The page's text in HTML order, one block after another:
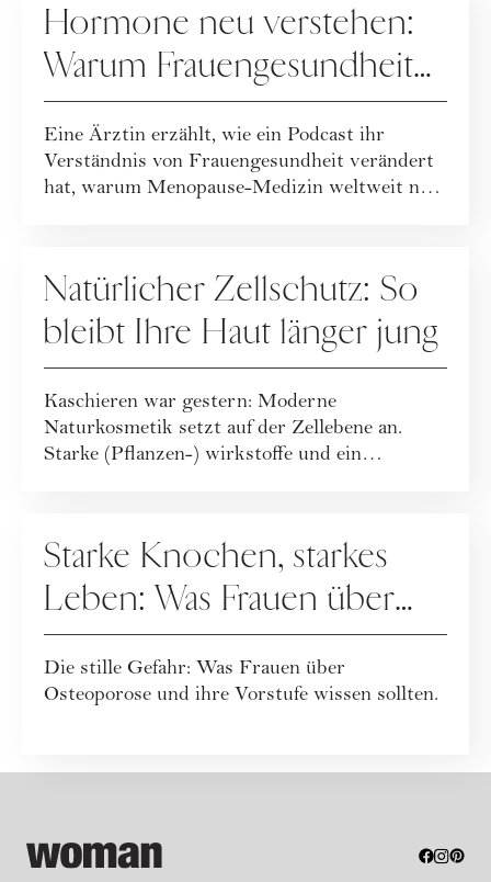
Hormone neu verstehen:
Warum Frauengesundheit
heute neu gedacht wird
Eine Ärztin erzählt, wie ein Podcast ihr
Verständnis von Frauengesundheit verändert
hat, warum Menopause-Medizin weltweit neu
Natürlicher Zellschutz: So
bleibt Ihre Haut länger jung
Kaschieren war gestern: Moderne
Naturkosmetik setzt auf der Zellebene an.
Starke (Pflanzen-) wirkstoffe und ein
Starke Knochen, starkes
Leben: Was Frauen über
Osteoporose wissen
sollten
Die stille Gefahr: Was Frauen über
Osteoporose und ihre Vorstufe wissen sollten.